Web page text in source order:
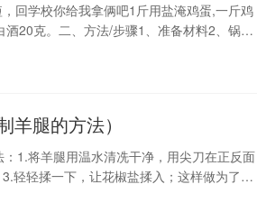
回学校你给我拿俩吧1斤用盐淹鸡蛋,一斤鸡
20克。二、方法/步骤1、准备材料2、锅中
腿的方法）
1.将羊腿用温水清冼干净，用尖刀在正反面
轻轻揉一下，让花椒盐揉入；这样做为了更